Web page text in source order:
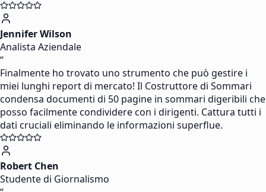
Jennifer Wilson
Analista Aziendale
“
Finalmente ho trovato uno strumento che può gestire i
miei lunghi report di mercato! Il Costruttore di Sommari
condensa documenti di 50 pagine in sommari digeribili che
posso facilmente condividere con i dirigenti. Cattura tutti i
dati cruciali eliminando le informazioni superflue.
Robert Chen
Studente di Giornalismo